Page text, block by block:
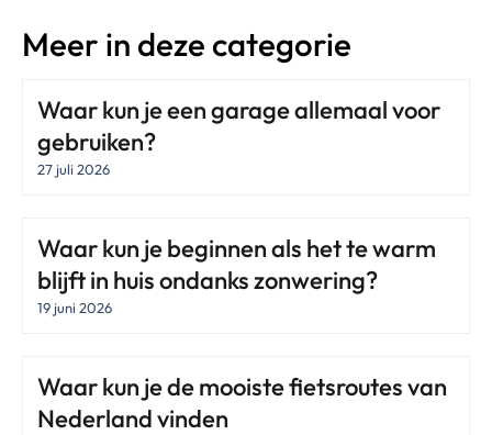
Meer in deze categorie
Waar kun je een garage allemaal voor
gebruiken?
27 juli 2026
Waar kun je beginnen als het te warm
blijft in huis ondanks zonwering?
19 juni 2026
Waar kun je de mooiste fietsroutes van
Nederland vinden